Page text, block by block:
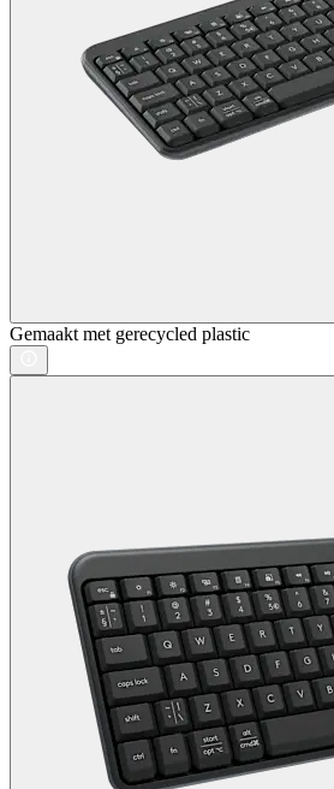
Gemaakt met gerecycled plastic